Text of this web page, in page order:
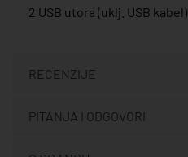
2 USB utora (uklj. USB kabel)
RECENZIJE
PITANJA I ODGOVORI